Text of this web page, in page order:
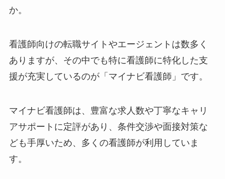
か。
看護師向けの転職サイトやエージェントは数多く
ありますが、その中でも特に看護師に特化した支
援が充実しているのが「マイナビ看護師」です。
マイナビ看護師は、豊富な求人数や丁寧なキャリ
アサポートに定評があり、条件交渉や面接対策な
ども手厚いため、多くの看護師が利用していま
す。